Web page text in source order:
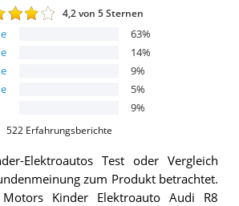
4,2von 5 Sternen
63%
14%
9%
5%
9%
522 Erfahrungsberichte
Elektroautos Test oder Vergleich
zum Produkt betrachtet.
Motors Kinder Elektroauto Audi R8